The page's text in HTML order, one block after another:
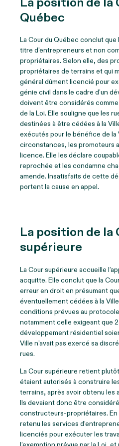
Québec
La Cour du Québec conclut
titre d’entrepreneurs et non
propriétaires. Selon elle, des
propriétaires de terrains et qui
général dûment licencié pour
génie civil dans le cadre d’un
doivent être considérés
de la Loi. Elle souligne que les
destinées à être cédées à la
exécutés pour le bénéfice de la
circonstances, les promoteurs
licence. Elle les déclare
reprochée et les condamne
amende. Insatisfaits de cette
portent la cause en appel.
La position de la
supérieure
La Cour supérieure accueille
acquitte. Elle conclut que la
erreur en droit en présumant
éventuellement cédées à la
conditions prévues au
notamment celle exigeant que
développement résidentiel
Ville n’avait pas exercé sa
rues.
La Cour supérieure retient
étaient autorisés à construire
terrains, après avoir obtenu les
Ils devaient donc être
constructeurs-propriétaires. En
retenu les services
licenciés pour exécuter les